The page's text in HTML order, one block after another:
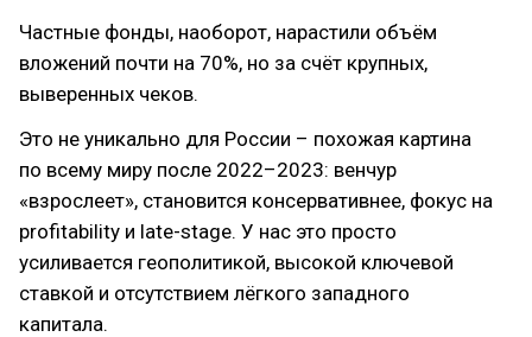
Частные фонды, наоборот, нарастили объём
вложений почти на 70%, но за счёт крупных,
выверенных чеков.
Это не уникально для России – похожая картина
по всему миру после 2022–2023: венчур
«взрослеет», становится консервативнее, фокус на
profitability и late-stage. У нас это просто
усиливается геополитикой, высокой ключевой
ставкой и отсутствием лёгкого западного
капитала.